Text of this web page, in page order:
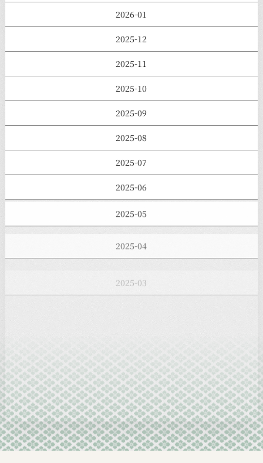
2026-01
2025-12
2025-11
2025-10
2025-09
2025-08
2025-07
2025-06
2025-05
2025-03
2025-02
2024-10
2024-09